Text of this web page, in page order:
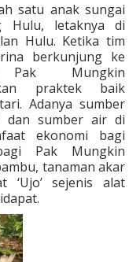
satu anak sungai
Hulu, letaknya di
Hulu. Ketika tim
berkunjung ke
Pak Mungkin
praktek baik
Adanya sumber
dan sumber air di
ekonomi bagi
Pak Mungkin
tanaman akar
sejenis alat